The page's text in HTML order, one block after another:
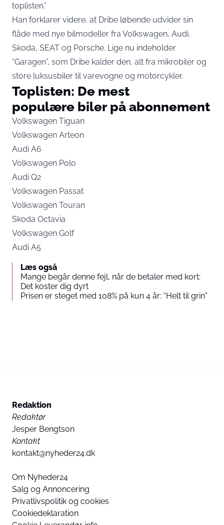
toplisten.”
Han forklarer videre, at Dribe løbende udvider sin
flåde med nye bilmodeller fra Volkswagen, Audi,
Skoda, SEAT og Porsche. Lige nu indeholder
“Garagen”, som Dribe kalder den, alt fra mikrobiler og
store luksusbiler til varevogne og motorcykler.
Toplisten: De mest
populære biler på abonnement
Volkswagen Tiguan
Volkswagen Arteon
Audi A6
Volkswagen Polo
Audi Q2
Volkswagen Passat
Volkswagen Touran
Skoda Octavia
Volkswagen Golf
Audi A5
Læs også
Mange begår denne fejl, når de betaler med kort:
Det koster dig dyrt
Prisen er steget med 108% på kun 4 år: “Helt til grin”
Redaktion
Redaktør
Jesper Bengtson
Kontakt
kontakt@nyheder24.dk
Om Nyheder24
Salg og Annoncering
Privatlivspolitik og cookies
Cookiedeklaration